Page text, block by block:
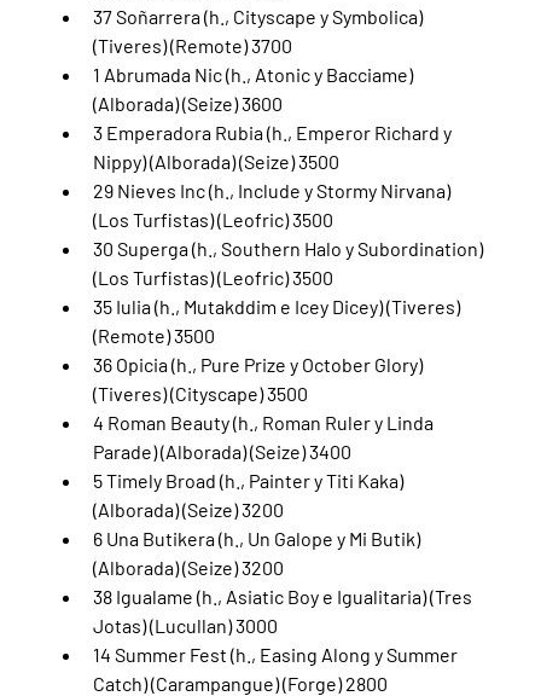
37 Soñarrera (h., Cityscape y Symbolica)
(Tiveres) (Remote) 3700
1 Abrumada Nic (h., Atonic y Bacciame)
(Alborada) (Seize) 3600
3 Emperadora Rubia (h., Emperor Richard y
Nippy) (Alborada) (Seize) 3500
29 Nieves Inc (h., Include y Stormy Nirvana)
(Los Turfistas) (Leofric) 3500
30 Superga (h., Southern Halo y Subordination)
(Los Turfistas) (Leofric) 3500
35 Iulia (h., Mutakddim e Icey Dicey) (Tiveres)
(Remote) 3500
36 Opicia (h., Pure Prize y October Glory)
(Tiveres) (Cityscape) 3500
4 Roman Beauty (h., Roman Ruler y Linda
Parade) (Alborada) (Seize) 3400
5 Timely Broad (h., Painter y Titi Kaka)
(Alborada) (Seize) 3200
6 Una Butikera (h., Un Galope y Mi Butik)
(Alborada) (Seize) 3200
38 Igualame (h., Asiatic Boy e Igualitaria) (Tres
Jotas) (Lucullan) 3000
14 Summer Fest (h., Easing Along y Summer
Catch) (Carampangue) (Forge) 2800